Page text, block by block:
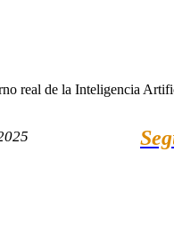
real de la Inteligencia